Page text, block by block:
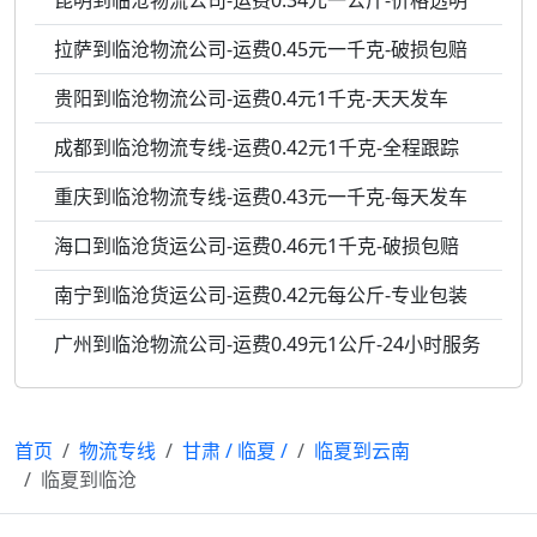
拉萨到临沧物流公司-运费0.45元一千克-破损包赔
贵阳到临沧物流公司-运费0.4元1千克-天天发车
成都到临沧物流专线-运费0.42元1千克-全程跟踪
重庆到临沧物流专线-运费0.43元一千克-每天发车
海口到临沧货运公司-运费0.46元1千克-破损包赔
南宁到临沧货运公司-运费0.42元每公斤-专业包装
广州到临沧物流公司-运费0.49元1公斤-24小时服务
首页 物流专线 甘肃/ 临夏 /
临夏到云南
临夏到临沧